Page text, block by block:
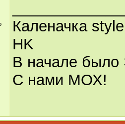
Каленачка style
HK
В начале
С нами МОХ!